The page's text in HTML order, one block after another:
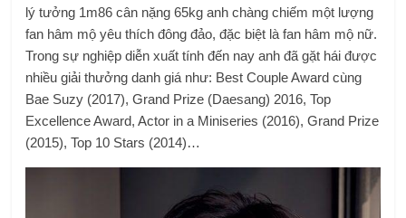
lý tưởng 1m86 cân nặng 65kg anh chàng chiếm một lượng
fan hâm mộ yêu thích đông đảo, đặc biệt là fan hâm mộ nữ.
Trong sự nghiệp diễn xuất tính đến nay anh đã gặt hái được
nhiều giải thưởng danh giá như: Best Couple Award cùng
Bae Suzy (2017), Grand Prize (Daesang) 2016, Top
Excellence Award, Actor in a Miniseries (2016), Grand Prize
(2015), Top 10 Stars (2014)…